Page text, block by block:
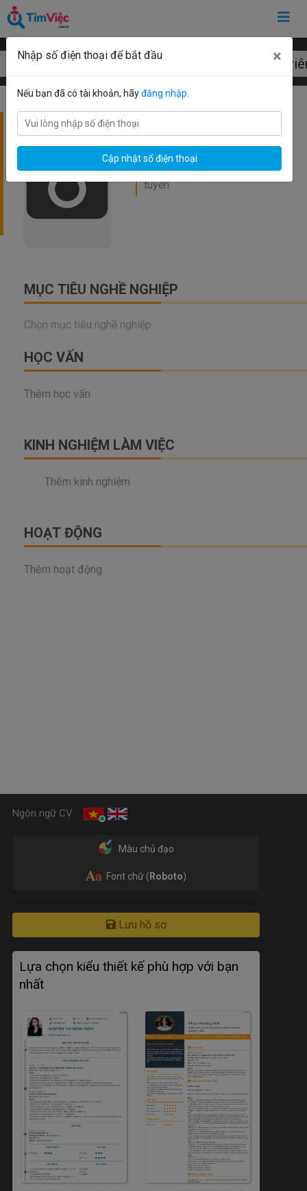
Mẫu CV nhân
MỤC TIÊU NGHỀ NGHIỆP
HỌC VẤN
Thêm học vấn
KINH NGHIỆM LÀM VIỆC
Thêm kinh nghiệm
HOẠT ĐỘNG
Thêm hoạt động
Ngôn ngữ CV:
Màu chủ đạo
Font chữ ( Roboto)
Lưu hồ sơ
Lựa chọn kiểu thiết kế phù hợp với bạn
nhất
Nhập số điện thoại để bắt đầu ×
Nếu bạn đã có tài khoản, hãyđăng nhập
Cập nhật số điện thoại